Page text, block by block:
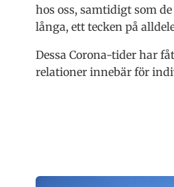
hos oss, samtidigt som
långa, ett tecken på
Dessa Corona-tider har
relationer innebär för